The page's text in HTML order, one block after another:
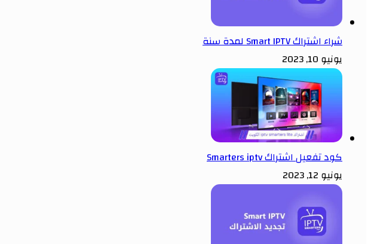
شراء اشتراك Smart IPTV لمدة سنة
يونيو 10, 2023
كود تفعيل اشتراك Smarters iptv
يونيو 12, 2023